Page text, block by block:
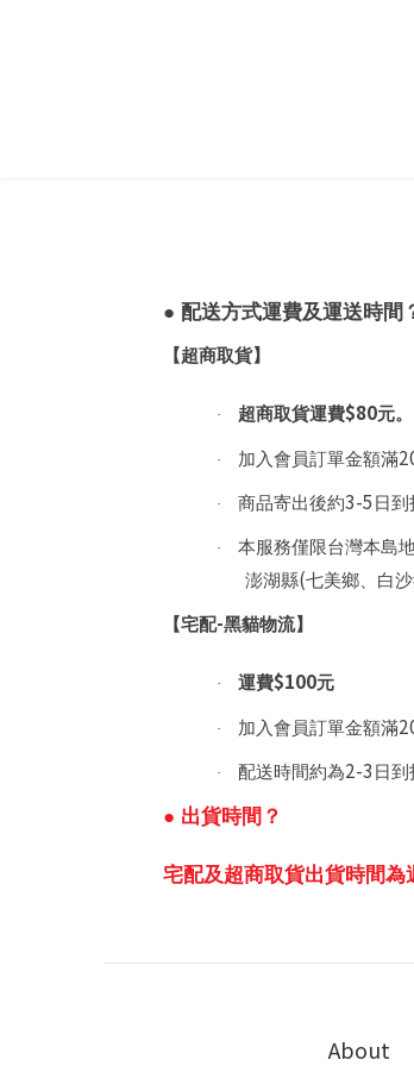
● 配送方式運費及運送時間
【超商取貨】
· 超商取貨運費$80元。
· 加入會員訂單金額滿
· 商品寄出後約3-5 日
·
本服務僅限台灣本島
澎湖縣(七美鄉、白
【宅配-黑貓物流】
· 運費$100元
· 加入會員訂單金額滿
· 配送時間約為2-3 日
● 出貨時間？
宅配及超商取貨出貨時間為
About